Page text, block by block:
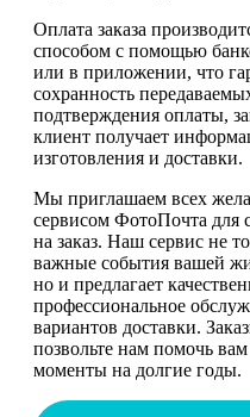
Оплата заказа
способом с помощью
или в приложении, что
сохранность
подтверждения оплаты,
клиент получает
изготовления и доставки.
Мы приглашаем всех
сервисом ФотоПочта для
на заказ. Наш сервис не
важные события вашей
но и предлагает
профессиональное
вариантов доставки.
позвольте нам помочь
моменты на долгие годы.